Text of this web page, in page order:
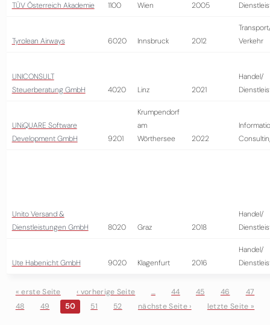
TÜV Österreich Akademie 1100 Wien 2005
Tyrolean Airways 6020 Innsbruck 2012
Verkehr
UNICONSULT
Steuerberatung GmbH
4020 Linz 2021
Handel/
UNiQUARE Software
Development GmbH
9201
Krumpendorf
am
Wörthersee
2022
Unito Versand &
Dienstleistungen GmbH
8020 Graz 2018
Handel/
Ute Habenicht GmbH 9020 Klagenfurt 2016
Handel/
Seiten
« erste Seite ‹ vorherige Seite … 44 45 46
47
48
49 50 51 52 nächste Seite › letzte Seite »